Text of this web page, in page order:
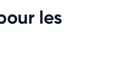
les